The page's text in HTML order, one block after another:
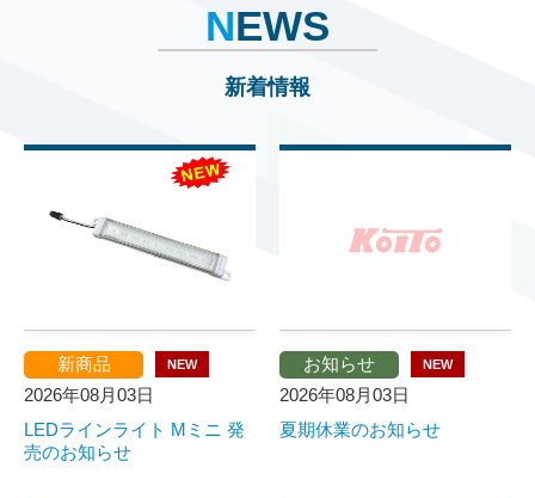
NEWS
新着情報
新商品 NEW
2026年08月03日
LEDラインライト Mミニ 発
売のお知らせ
お知らせ NEW
2026年08月03日
夏期休業のお知らせ